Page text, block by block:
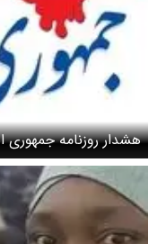
هشدار روزنامه
تجمعات شبانه را